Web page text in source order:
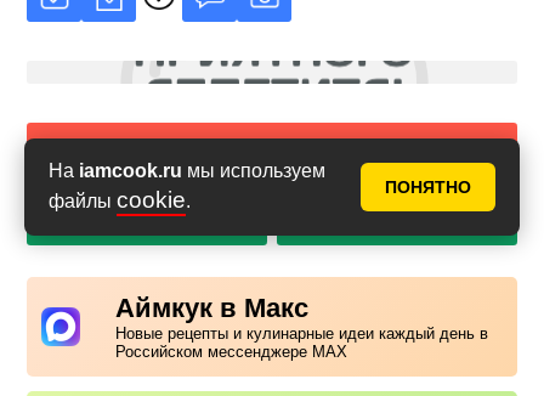
На iamcook.ru мы используем
файлы cookie.
ПОНЯТНО
PDF с фото PDF без фото
Аймкук в Макс
Новые рецепты и кулинарные идеи каждый день в
Российском мессенджере MAX